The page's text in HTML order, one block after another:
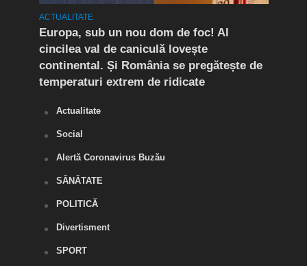
ACTUALITATE
Europa, sub un nou dom de foc! Al
cincilea val de caniculă lovește
continental. Și România se pregătește de
temperaturi extrem de ridicate
Actualitate
Social
Alertă Coronavirus Buzău
SĂNĂTATE
POLITICĂ
Divertisment
SPORT